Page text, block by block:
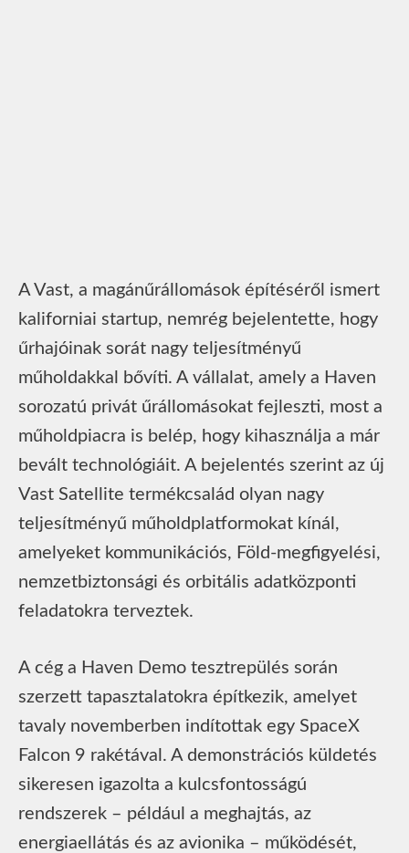
A Vast, a magánűrállomások építéséről ismert
kaliforniai startup, nemrég bejelentette, hogy
űrhajóinak sorát nagy teljesítményű
műholdakkal bővíti. A vállalat, amely a Haven
sorozatú privát űrállomásokat fejleszti, most a
műholdpiacra is belép, hogy kihasználja a már
bevált technológiáit. A bejelentés szerint az új
Vast Satellite termékcsalád olyan nagy
teljesítményű műholdplatformokat kínál,
amelyeket kommunikációs, Föld-megfigyelési,
nemzetbiztonsági és orbitális adatközponti
feladatokra terveztek.
A cég a Haven Demo tesztrepülés során
szerzett tapasztalatokra építkezik, amelyet
tavaly novemberben indítottak egy SpaceX
Falcon 9 rakétával. A demonstrációs küldetés
sikeresen igazolta a kulcsfontosságú
rendszerek – például a meghajtás, az
energiaellátás és az avionika – működését,